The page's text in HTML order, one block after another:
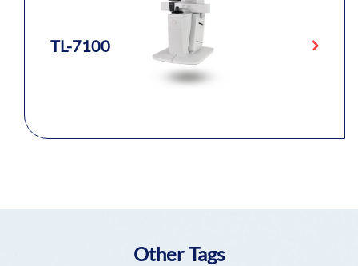
TL-7100
Other Tags